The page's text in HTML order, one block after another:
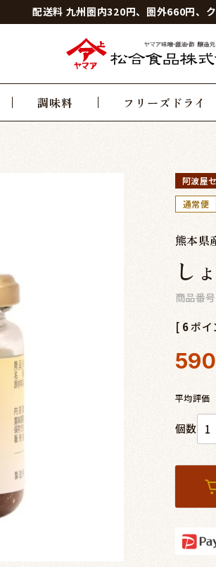
配送料 九州圏内320円、圏外660円、
調味料 フリーズドライ
阿波屋
通常便
熊本県
し
商品番号
[ 6ポイ
590
平均評価